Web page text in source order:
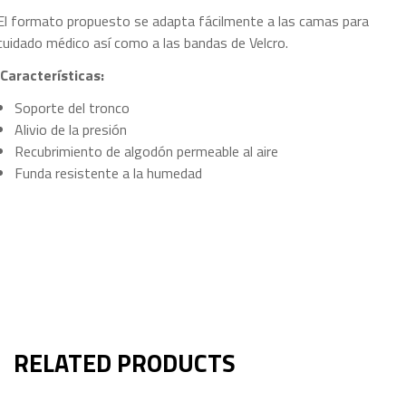
formato propuesto se adapta fácilmente a las camas para
médico así como a las bandas de Velcro.
Características:
Soporte del tronco
Alivio de la presión
Recubrimiento de algodón permeable al aire
Funda resistente a la humedad
RELATED PRODUCTS